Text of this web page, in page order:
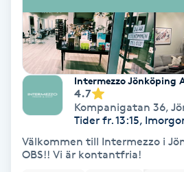
Tuina-massage
Taktil massage
Intermezzo Jönköping
4.7
Kompanigatan 36,
Tider fr. 13:15,
Välkommen till Intermezzo i
OBS!! Vi är kontantfria!